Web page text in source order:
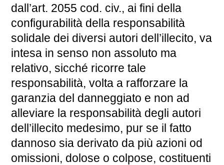
dall’art. 2055 cod. civ., ai fini della
configurabilità della responsabilità
solidale dei diversi autori dell’illecito, va
intesa in senso non assoluto ma
relativo, sicché ricorre tale
responsabilità, volta a rafforzare la
garanzia del danneggiato e non ad
alleviare la responsabilità degli autori
dell’illecito medesimo, pur se il fatto
dannoso sia derivato da più azioni od
omissioni, dolose o colpose, costituenti